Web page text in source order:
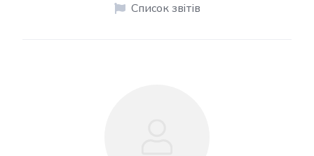
Список звітів